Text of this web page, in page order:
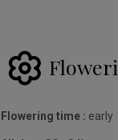
Flowering time : early